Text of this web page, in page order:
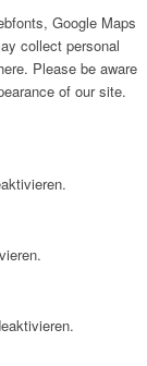
Google Maps
collect personal
Please be aware
of our site.